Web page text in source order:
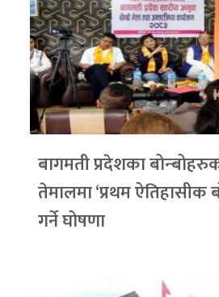
बागमती प्रदेशका
तेमालमा ‘प्रथम ऐतिहासीक
गर्ने घोषणा